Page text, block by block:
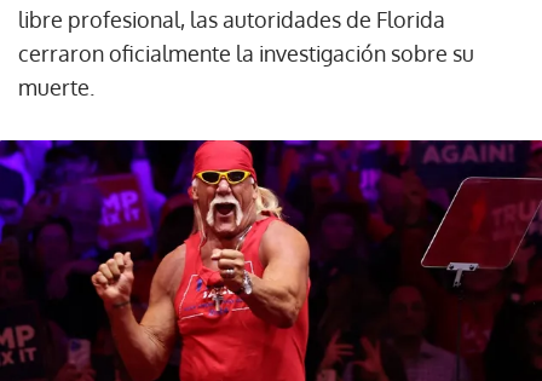
libre profesional, las autoridades de Florida
cerraron oficialmente la investigación sobre su
muerte.